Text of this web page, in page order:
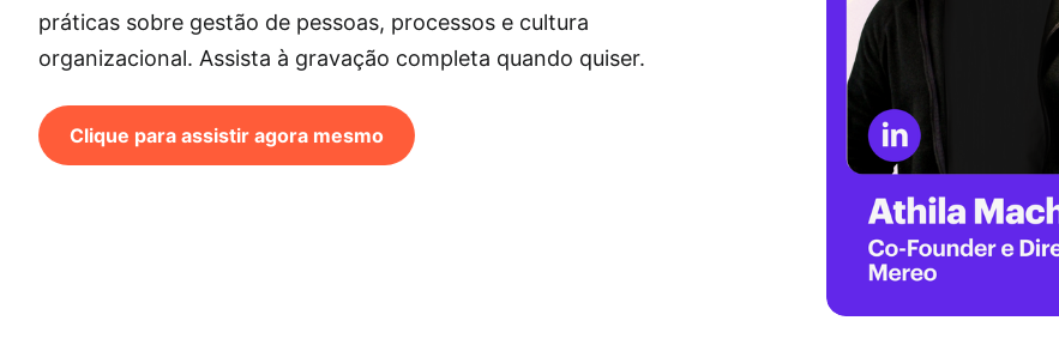
práticas sobre gestão de pessoas, processos e cultura
organizacional. Assista à gravação completa quando quiser.
Clique para assistir agora mesmo